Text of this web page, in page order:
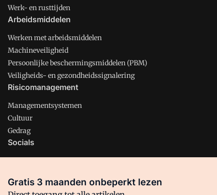
Werk- en rusttijden
Arbeidsmiddelen
Werken met arbeidsmiddelen
Machineveiligheid
Persoonlijke beschermingsmiddelen (PBM)
Veiligheids- en gezondheidssignalering
Risicomanagement
Managementsystemen
Cultuur
Gedrag
Socials
Facebook
Gratis 3 maanden onbeperkt lezen